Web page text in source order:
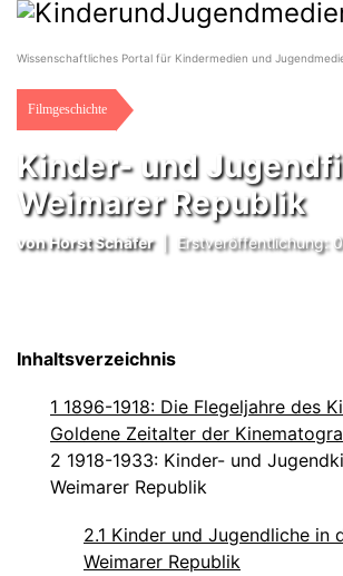
Wissenschaftliches Portal für Kindermedien und
Filmgeschichte
Kinder- und
Weimarer Republik
vonHorst Schäfer| Erstveröffentlichung:
Inhaltsverzeichnis
1 1896-1918: Die Flegeljahre des
Goldene Zeitalter der
2 1918-1933: Kinder- und
Weimarer Republik
2.1 Kinder und Jugendliche in
Weimarer Republik